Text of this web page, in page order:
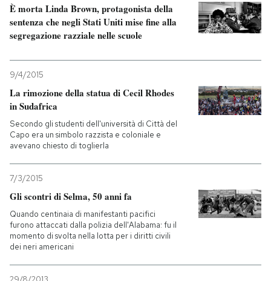
CALENDARIO
Entra
È morta Linda Brown, protagonista della
sentenza che negli Stati Uniti mise fine alla
segregazione razziale nelle scuole
9/4/2015
La rimozione della statua di Cecil Rhodes
in Sudafrica
Secondo gli studenti dell'università di Città del
Capo era un simbolo razzista e coloniale e
avevano chiesto di toglierla
7/3/2015
Gli scontri di Selma, 50 anni fa
Quando centinaia di manifestanti pacifici
furono attaccati dalla polizia dell'Alabama: fu il
momento di svolta nella lotta per i diritti civili
dei neri americani